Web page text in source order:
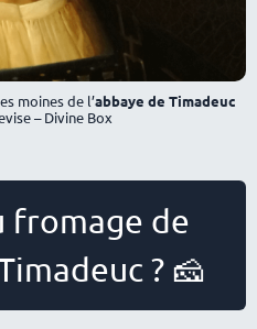
moines de l’abbaye de Timadeuc
– Divine Box
fromage de
? 🧀